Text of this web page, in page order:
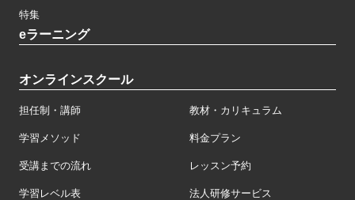
特集
eラーニング
オンラインスクール
担任制・講師 教材・カリキュラム
学習メソッド 料金プラン
受講までの流れ レッスン予約
学習レベル表 法人研修サービス